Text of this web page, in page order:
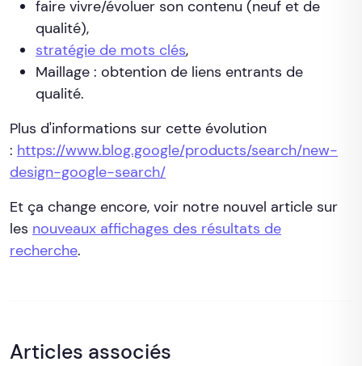
faire vivre/évoluer son contenu (neuf et de
qualité),
stratégie de mots clés,
Maillage : obtention de liens entrants de
qualité.
Plus d'informations sur cette évolution
: https://www.blog.google/products/search/new-
design-google-search/
Et ça change encore, voir notre nouvel article sur
les nouveaux affichages des résultats de
recherche.
Articles associés